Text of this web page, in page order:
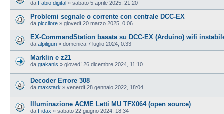
da Fabio digital » sabato 5 aprile 2025, 21:20
Problemi segnale o corrente con centrale DCC-EX
da piccilore » giovedì 20 marzo 2025, 0:06
EX‑CommandStation basata su DCC-EX (Arduino) wifi
da alpiliguri » domenica 7 luglio 2024, 0:33
Marklin e z21
da gtakanis » giovedì 26 dicembre 2024, 11:10
Decoder Errore 308
da maxstark » venerdì 28 gennaio 2022, 18:04
Illuminazione ACME Letti MU TFX064 (open source)
da Fidax » sabato 22 giugno 2024, 18:34